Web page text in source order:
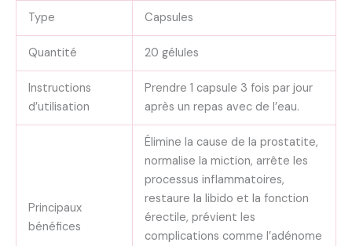
Type Capsules
Quantité 20 gélules
Instructions
d’utilisation
Prendre 1 capsule 3 fois par jour
après un repas avec de l’eau.
Principaux
bénéfices
Élimine la cause de la prostatite,
normalise la miction, arrête les
processus inflammatoires,
restaure la libido et la fonction
érectile, prévient les
complications comme l’adénome